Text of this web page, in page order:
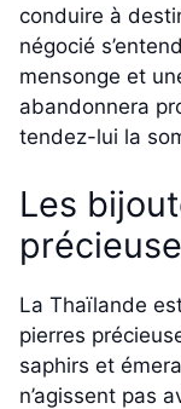
conduire à
négocié
mensonge et
abandonnera
tendez-lui la
Les
La Thaïlande
pierres
saphirs et
n’agissent pas